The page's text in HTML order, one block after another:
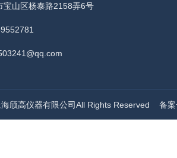
宝山区杨泰路2158弄6号
颀高仪器有限公司All Rights Reserved 备